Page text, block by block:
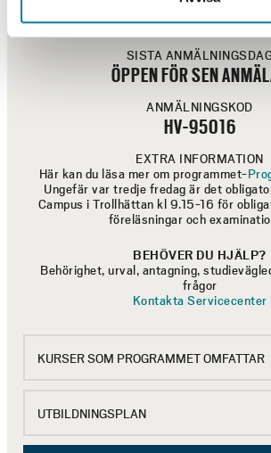
Skolverket räknar med ett stort
lärare under längre tid. Läs gärna aktuell
På Skolverkets webbplats kan du läsa
lärarlegitimationer
KPU berättigar till studiestöd via CSN.
kan du söka ett högre studiebidrag.
andra typer av bidrag att söka t ex
omställningsstudiestöd via CSN. Se
2
UNDERVISNINGSTID
DAGTID
SISTA
ÖPPEN FÖR SEN
ANMÄLNINGSKOD
HV-95016
EXTRA INFORMATION
Här kan du läsa mer om programmet-
Ungefär var tredje fredag är det
Campus i Trollhättan kl 9.15-16 för
föreläsningar och
BEHÖVER DU HJÄLP?
Behörighet, urval, antagning,
frågor
Kontakta Servicecenter
KURSER SOM PROGRAMMET OMFATTAR
UTBILDNINGSPLAN